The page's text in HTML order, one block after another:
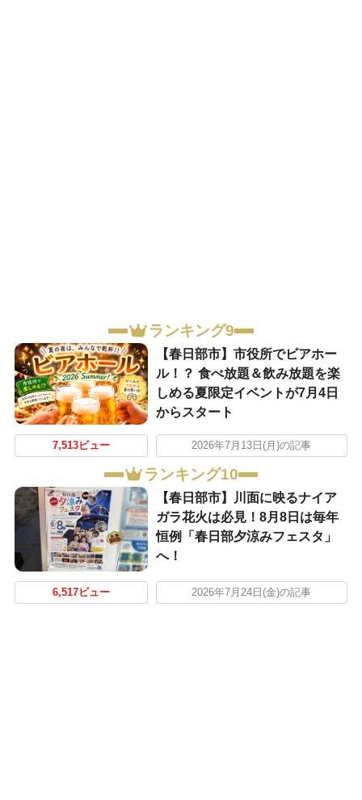
ランキング9
【春日部市】市役所でビアホー
ル！？ 食べ放題＆飲み放題を楽
しめる夏限定イベントが7月4日
からスタート
7,513ビュー 2026年7月13日(月)の記事
ランキング10
【春日部市】川面に映るナイア
ガラ花火は必見！8月8日は毎年
恒例「春日部夕涼みフェスタ」
へ！
6,517ビュー 2026年7月24日(金)の記事